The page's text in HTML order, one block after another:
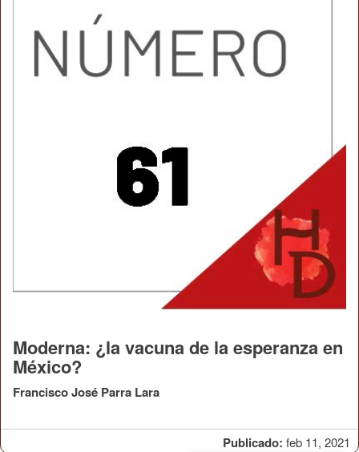
Publicado: feb 11, 2021
Moderna: ¿la vacuna de la esperanza en
México?
Francisco José Parra Lara